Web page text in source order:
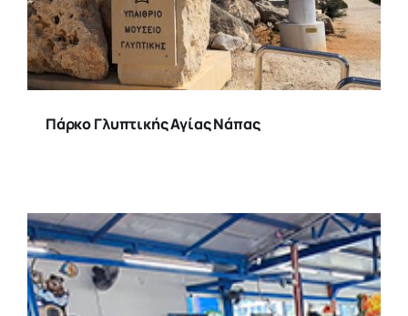
Πάρκο Γλυπτικής Αγίας Νάπας